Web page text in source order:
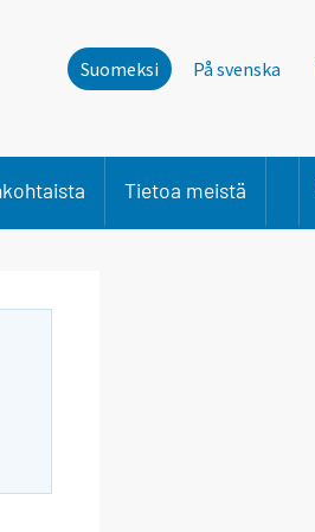
Suomeksi På svenska
Tietoa meistä